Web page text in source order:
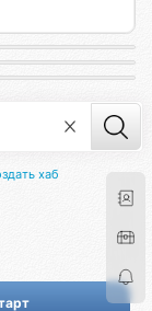
хаб